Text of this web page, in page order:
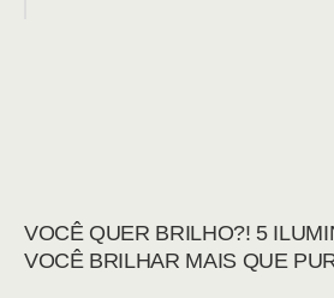
VOCÊ QUER BRILHO?! 5
VOCÊ BRILHAR MAIS QUE